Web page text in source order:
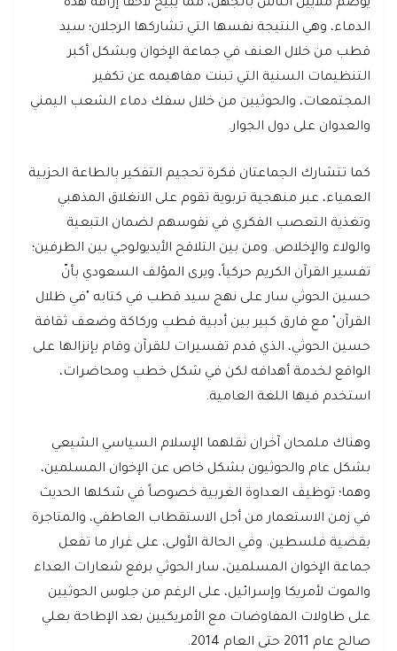
يوصم ملايين الناس بالجهل، مما يبيح لاحقاً إراقة هذه
الدماء، وهي النتيجة نفسها التي تشاركها الرجلان؛ سيد
قطب من خلال العنف في جماعة الإخوان وبشكل أكبر
التنظيمات السنية التي تبنت مفاهيمه عن تكفير
المجتمعات، والحوثيين من خلال سفك دماء الشعب اليمني
والعدوان على دول الجوار.
كما تتشارك الجماعتان فكرة تحجيم التفكير بالطاعة الحزبية
العمياء، عبر منهجية تربوية تقوم على الانغلاق المذهبي
وتغذية التعصب الفكري في نفوسهم لضمان التبعية
والولاء والإخلاص. ومن بين التلاقح الأيديولوجي بين الطرفين؛
تفسير القرآن الكريم حركياً، ويرى المؤلف السعودي بأنّ
حسين الحوثي سار على نهج سيد قطب في كتابه "في ظلال
القرآن" مع فارق كبير بين أدبية قطب وركاكة وضعف ثقافة
حسين الحوثي، الذي قدم تفسيرات للقرآن وقام بإنزالها على
الواقع لخدمة أهدافه لكن في شكل خطب ومحاضرات،
استخدم فيها اللغة العامية.
وهناك ملمحان آخران نقلهما الإسلام السياسي الشيعي
بشكل عام والحوثيون بشكل خاص عن الإخوان المسلمين،
وهما؛ توظيف العداوة الغربية خصوصاً في شكلها الحديث
في زمن الاستعمار من أجل الاستقطاب العاطفي، والمتاجرة
بقضية فلسطين. وفي الحالة الأولى، على غرار ما تفعل
جماعة الإخوان المسلمين، سار الحوثي برفع شعارات العداء
والموت لأمريكا وإسرائيل، على الرغم من جلوس الحوثيين
على طاولات المفاوضات مع الأمريكيين بعد الإطاحة بعلي
صالح عام 2011 حتى العام 2014.